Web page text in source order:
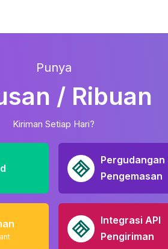
Punya
/ Ribuan
Kiriman Setiap Hari?
Pergudangan
Pengemasan
Integrasi API
Pengiriman